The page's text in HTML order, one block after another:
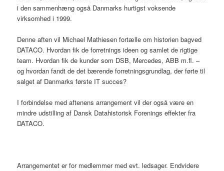
i den sammenhæng også Danmarks hurtigst voksende
virksomhed i 1999.
Denne aften vil Michael Mathiesen fortælle om historien bagved
DATACO. Hvordan fik de forretnings ideen og samlet de rigtige
team. Hvordan fik de kunder som DSB, Mercedes, ABB m.fl. –
og hvordan fandt de det bærende forretningsgrundlag, der førte til
salget af Danmarks første IT succes?
I forbindelse med aftenens arrangement vil der også være en
mindre udstilling af Dansk Datahistorisk Forenings effekter fra
DATACO.
Arrangementet er for medlemmer med evt. ledsager. Endvidere